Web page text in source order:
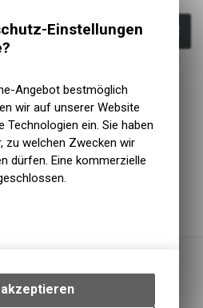
den Warenkorb
Einstellungen
Angebot bestmöglich
wir auf unserer Website
Technologien ein. Sie haben
zu welchen Zwecken wir
dürfen. Eine kommerzielle
Interaktionen und
auf Ihrem Gerät,